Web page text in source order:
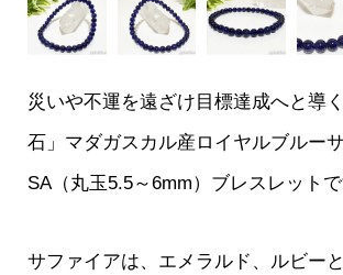
災いや不運を遠ざけ目標達成へと導
石」マダガスカル産ロイヤルブルー
SA（丸玉5.5～6mm）ブレスレットで
サファイアは、エメラルド、ルビー